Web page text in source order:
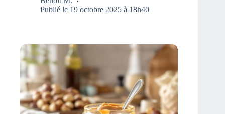
Publié le 19 octobre 2025 à 18h40